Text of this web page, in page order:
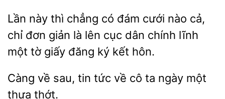
này thì chẳng có đám cưới nào cả,
chỉ đơn giản là lên cục dân
lĩnh
tờ giấy đăng ký kết hôn.
Càng về sau, tin tức cô
ngày
thưa thớt.